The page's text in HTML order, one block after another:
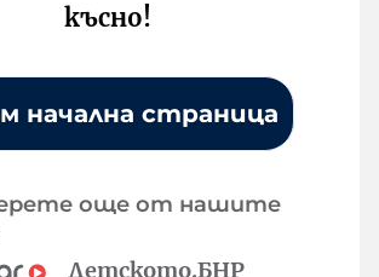
късно!
начална страница
още от нашите
Детското.БНР